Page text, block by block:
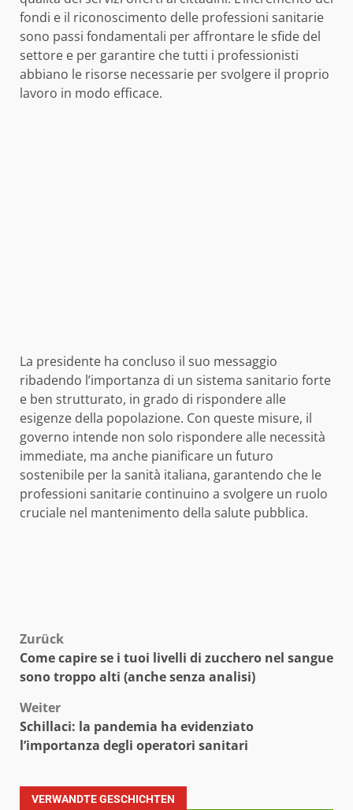
fondi e il riconoscimento delle professioni sanitarie
sono passi fondamentali per affrontare le sfide del
settore e per garantire che tutti i professionisti
abbiano le risorse necessarie per svolgere il proprio
lavoro in modo efficace.
La presidente ha concluso il suo messaggio
ribadendo l’importanza di un sistema sanitario forte
e ben strutturato, in grado di rispondere alle
esigenze della popolazione. Con queste misure, il
governo intende non solo rispondere alle necessità
immediate, ma anche pianificare un futuro
sostenibile per la sanità italiana, garantendo che le
professioni sanitarie continuino a svolgere un ruolo
cruciale nel mantenimento della salute pubblica.
Beitragsnavigation
Zurück
Come capire se i tuoi livelli di zucchero nel sangue
sono troppo alti (anche senza analisi)
Weiter
Schillaci: la pandemia ha evidenziato
l’importanza degli operatori sanitari
VERWANDTE GESCHICHTEN